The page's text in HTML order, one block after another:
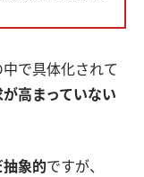
で具体化されて
高まっていない
抽象的ですが、